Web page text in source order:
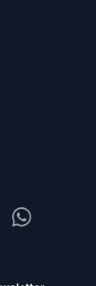
Whatsapp